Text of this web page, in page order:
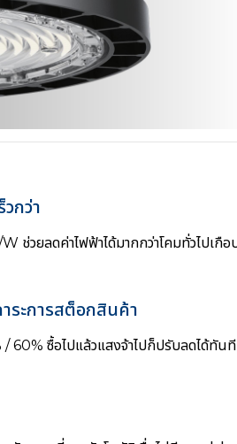
กว่า
ลดค่าไฟฟ้าได้มากกว่าโคมทั่วไปเกือบ
ะการสต็อกสินค้า
ซื้อไปแล้วแสงจ้าไปก็ปรับลดได้ทันที